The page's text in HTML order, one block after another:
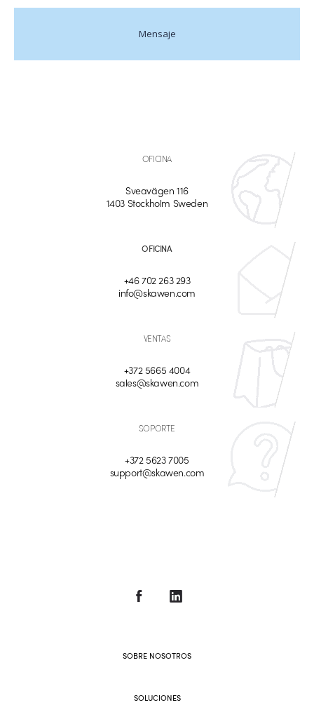
Mensaje
OFICINA
Sveavägen 116
1403 Stockholm Sweden
OFICINA
+46 702 263 293
info@skawen.com
VENTAS
+372 5665 4004
sales@skawen.com
SOPORTE
+372 5623 7005
support@skawen.com
SOBRE NOSOTROS
SOLUCIONES